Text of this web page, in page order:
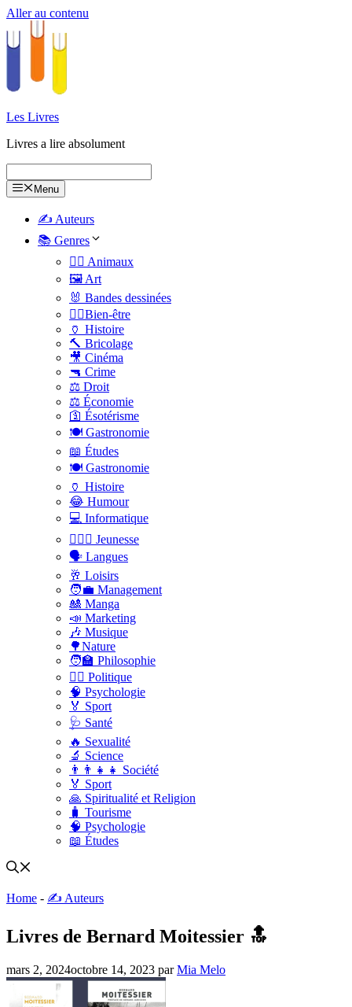
Aller au contenu
Les Livres
Livres a lire absolument
Menu
✍️ Auteurs
📚 Genres
🐕‍🦺 Animaux
🖼️ Art
🐰 Bandes dessinées
🧑‍⚕️Bien-être
🏺 Histoire
🔨 Bricolage
🎥 Cinéma
🔫 Crime
⚖️ Droit
⚖️ Économie
🛐 Ésotérisme
🍽️ Gastronomie
📖 Études
🍽️ Gastronomie
🏺 Histoire
😂 Humour
💻 Informatique
🤸🏽‍♀️ Jeunesse
🗣 Langues
🥂 Loisirs
🧑‍💼 Management
🎎 Manga
📣 Marketing
🎶 Musique
🌳Nature
🧑‍🏫 Philosophie
👨‍⚖️ Politique
🧠 Psychologie
🏅 Sport
🩺 Santé
🔥 Sexualité
🔬 Science
👨‍👨‍👧‍👧 Société
🏅 Sport
🙏 Spiritualité et Religion
🧳 Tourisme
🧠 Psychologie
📖 Études
Home - ✍️ Auteurs
Livres de Bernard Moitessier 🔝
mars 2, 2024octobre 14, 2023 parMia Melo